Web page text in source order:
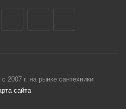
2007 г. на рынке сантехники
сайта